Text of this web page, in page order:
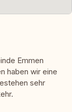
Emmen
haben wir eine
sehr